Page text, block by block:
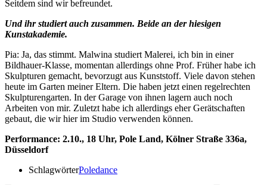
Seitdem sind wir befreundet.
Und ihr studiert auch zusammen. Beide an der hiesigen
Kunstakademie.
Pia: Ja, das stimmt. Malwina studiert Malerei, ich bin in einer
Bildhauer-Klasse, momentan allerdings ohne Prof. Früher habe ich
Skulpturen gemacht, bevorzugt aus Kunststoff. Viele davon stehen
heute im Garten meiner Eltern. Die haben jetzt einen regelrechten
Skulpturengarten. In der Garage von ihnen lagern auch noch
Arbeiten von mir. Zuletzt habe ich allerdings eher Gerätschaften
gebaut, die wir hier im Studio verwenden können.
Performance: 2.10., 18 Uhr, Pole Land, Kölner Straße 336a,
Düsseldorf
SchlagwörterPoledance